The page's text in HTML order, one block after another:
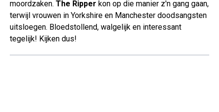
moordzaken. The Ripper kon op die manier z'n gang gaan,
terwijl vrouwen in Yorkshire en Manchester doodsangsten
uitsloegen. Bloedstollend, walgelijk en interessant
tegelijk! Kijken dus!